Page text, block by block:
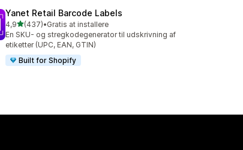
Yanet Retail Barcode Labels
4,9ud af 5 stjerner
(437)
437 anmeldelser i alt
•Gratis at installere
En SKU- og stregkodegenerator til udskrivning af
etiketter (UPC, EAN, GTIN)
Built for Shopify